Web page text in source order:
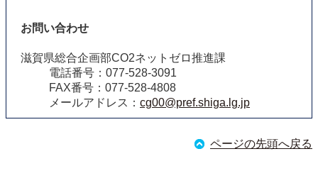
お問い合わせ
滋賀県総合企画部CO2ネットゼロ推進課
電話番号：077-528-3091
FAX番号：077-528-4808
メールアドレス： cg00@pref.shiga.lg.jp
ページの先頭へ戻る